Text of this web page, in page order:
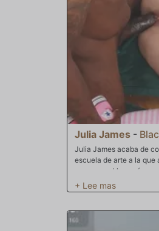
posiciones de
hace pucheros. Tras
hasta el fondo metido en la cola
assgasmo hacia el
semen en la cara es la
Julia James -
Julia James acaba de
escuela de arte a la que
mover muebles, así
sofá. Es un hombre
pequeño coño se
hombres les encanta
mucho. Es jodidamente